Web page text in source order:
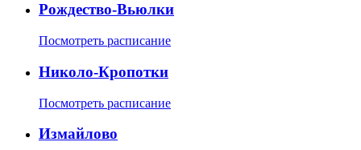
Рождество-Вьюлки
Посмотреть расписание
Николо-Кропотки
Посмотреть расписание
Измайлово